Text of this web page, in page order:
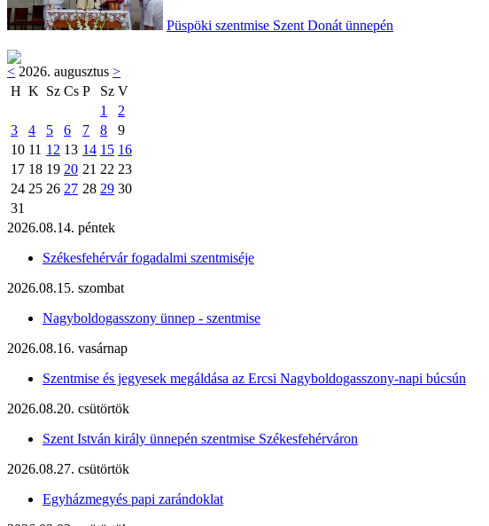
Püspöki szentmise Szent Donát ünnepén
< 2026. augusztus >
H K Sz Cs P Sz V
1
2
3
4 5 6 7 8
9
10 11 12 13 14 15 16
17 18 19 20 21 22 23
24 25 26 27 28 29 30
31
2026.08.14. péntek
Székesfehérvár fogadalmi szentmiséje
2026.08.15. szombat
Nagyboldogasszony ünnep - szentmise
2026.08.16. vasárnap
Szentmise és jegyesek megáldása az Ercsi Nagyboldogasszony-napi búcsún
2026.08.20. csütörtök
Szent István király ünnepén szentmise Székesfehérváron
2026.08.27. csütörtök
Egyházmegyés papi zarándoklat